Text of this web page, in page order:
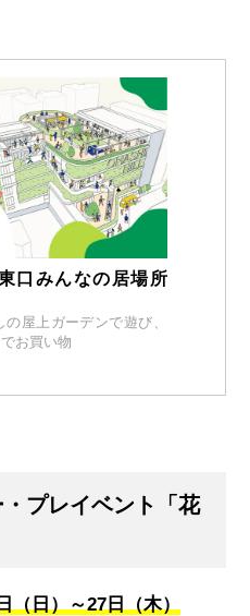
口みんなの居場所
屋上ガーデンで遊び、
お買い物
プレイベント「花
（日）～27日（木）